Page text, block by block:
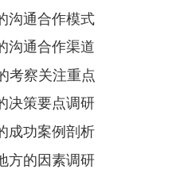
沟通合作模式
沟通合作渠道
考察关注重点
决策要点调研
成功案例剖析
方的因素调研